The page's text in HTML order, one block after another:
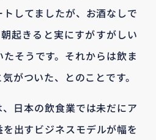
してましたが、お酒なしで
起きると実にすがすがしい
そうです。それからは飲ま
がついた、とのことです。
日本の飲食業では未だにア
出すビジネスモデルが幅を